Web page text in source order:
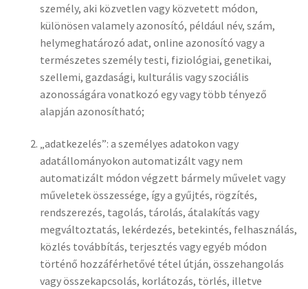
személy, aki közvetlen vagy közvetett módon,
különösen valamely azonosító, például név, szám,
helymeghatározó adat, online azonosító vagy a
természetes személy testi, fiziológiai, genetikai,
szellemi, gazdasági, kulturális vagy szociális
azonosságára vonatkozó egy vagy több tényező
alapján azonosítható;
„adatkezelés”: a személyes adatokon vagy
adatállományokon automatizált vagy nem
automatizált módon végzett bármely művelet vagy
műveletek összessége, így a gyűjtés, rögzítés,
rendszerezés, tagolás, tárolás, átalakítás vagy
megváltoztatás, lekérdezés, betekintés, felhasználás,
közlés továbbítás, terjesztés vagy egyéb módon
történő hozzáférhetővé tétel útján, összehangolás
vagy összekapcsolás, korlátozás, törlés, illetve